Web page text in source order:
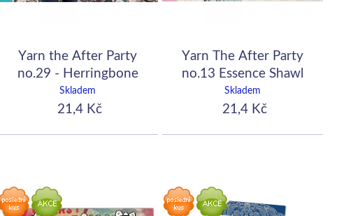
Yarn the After Party
no.29 - Herringbone
Cardigan UK
Skladem
21,4 Kč
Yarn The After Party
no.13 Essence Shawl
UK
Skladem
21,4 Kč